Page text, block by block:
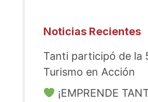
Noticias Recientes
Tanti participó de la
Turismo en Acción
¡EMPRENDE